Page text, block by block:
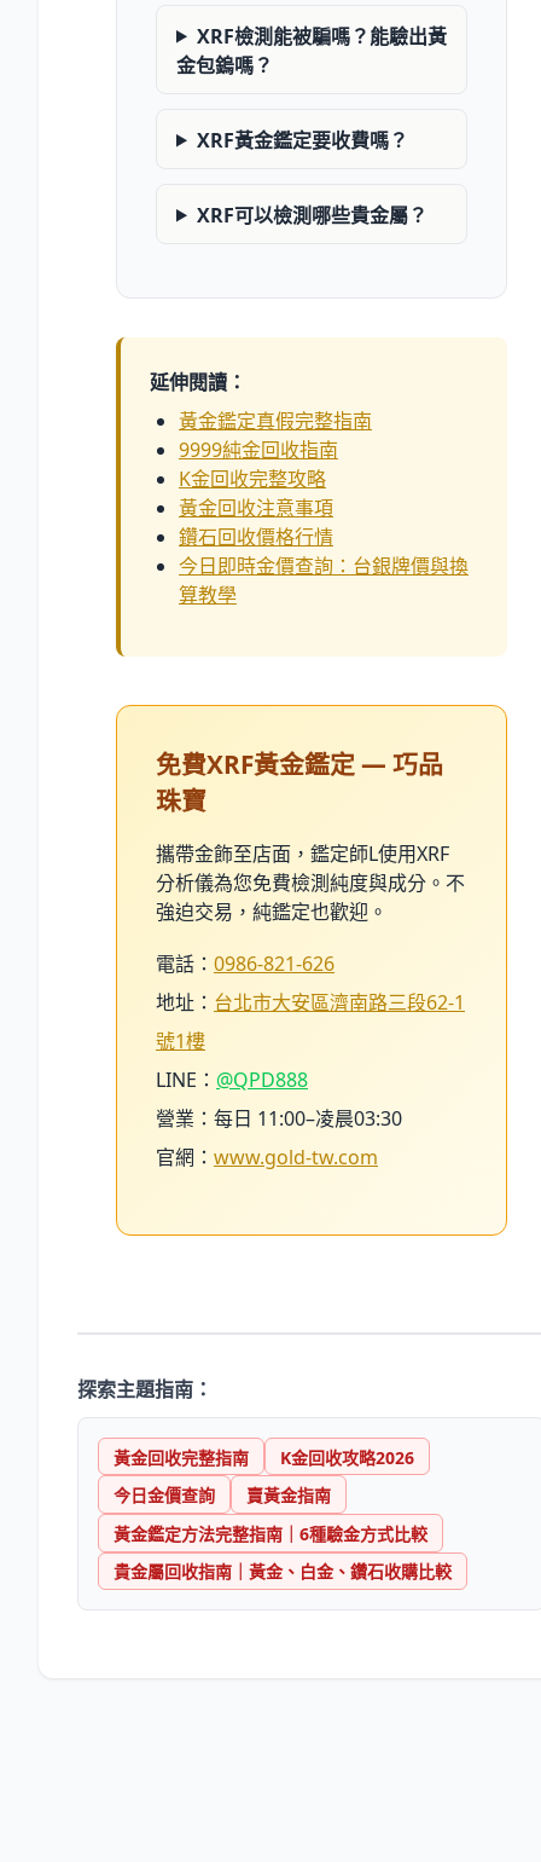
XRF檢測能被騙嗎？能驗出黃
金包鎢嗎？
XRF黃金鑑定要收費嗎？
XRF可以檢測哪些貴金屬？
延伸閱讀：
黃金鑑定真假完整指南
9999純金回收指南
K金回收完整攻略
黃金回收注意事項
鑽石回收價格行情
今日即時金價查詢：台銀牌價與換
算教學
免費XRF黃金鑑定 — 巧品
珠寶
攜帶金飾至店面，鑑定師L使用XRF
分析儀為您免費檢測純度與成分。不
強迫交易，純鑑定也歡迎。
電話： 0986-821-626
地址： 台北市大安區濟南路三段62-1
號1樓
LINE： @QPD888
營業：每日 11:00–凌晨03:30
官網： www.gold-tw.com
探索主題指南：
黃金回收完整指南
K金回收攻略2026
今日金價查詢
賣黃金指南
黃金鑑定方法完整指南｜6種驗金方式比較
貴金屬回收指南｜黃金、白金、鑽石收購比較